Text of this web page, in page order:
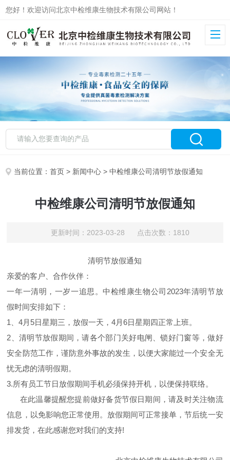
您好！欢迎访问北京中检维康生物技术有限公司网站！
当前位置：首页 > 新闻中心 > 中检维康公司清明节放假通知
中检维康公司清明节放假通知
更新时间：2023-03-28 点击次数：1810
清明节放假通知
亲爱的客户、合作伙伴：
一年一清明，一岁一追思。中检维康生物公司2023年清明节放
假时间安排如下：
1、4月5日星期三，放假一天，4月6日星期四正常上班。
2、清明节放假期间，请各个部门关好电闸、锁好门窗等，做好
安全防范工作，谨防意外事故的发生，以便大家能过一个安全无
忧无虑的清明假期。
3.所有员工节日放假期间手机必须保持开机，以便保持联络。
在此温馨提醒您提前做好备货节假日期间，请及时关注物流
信息，以免影响您正常使用。放假期间可正常接单，节后统一安
排发货，在此感谢您对我们的支持!